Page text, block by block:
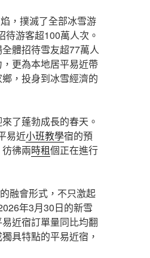
，撲滅了全部冰雪游
游客超100萬人次。
體招待雪友超77萬人
更為本地居平易近帶
，投身到冰雪經濟的
了蓬勃成長的春天。
易近小班教學宿的預
彿兩時租個正在進行
融會形式，不只激起
年3月30日的新雪
近宿訂單量同比均翻
具特點的平易近宿，